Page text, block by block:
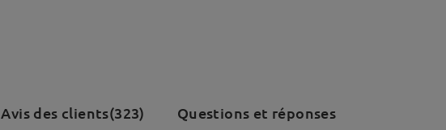
Avis des clients(323) Questions et réponses